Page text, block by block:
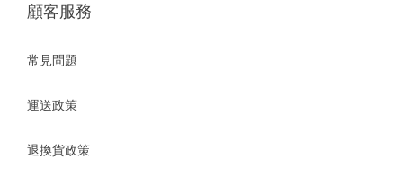
顧客服務
常見問題
運送政策
退換貨政策